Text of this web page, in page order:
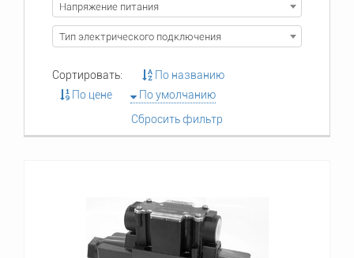
Напряжение питания
Тип электрического подключения
Сортировать:
По названию
По цене
По умолчанию
Сбросить фильтр